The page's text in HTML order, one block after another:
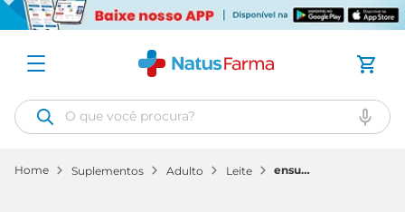
O que você procura?
suplementos adulto leite
ensure